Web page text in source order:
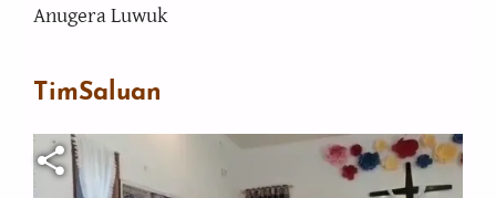
Anugera Luwuk
Berkas video
TimSaluan